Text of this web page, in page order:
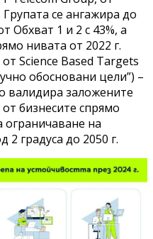
се ангажира до
Обхват 1 и 2 с 43%, а
нивата от 2022 г.
Science Based Targets
обосновани цели”) –
валидира заложените
бизнесите спрямо
на
2 градуса до 2050 г.